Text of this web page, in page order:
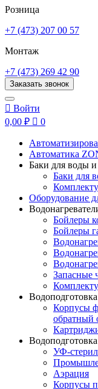
Розница
+7 (473) 207 00 57
Монтаж
+7 (473) 269 42 90
Заказать звонок
 Войти
0,00 ₽  0
Автоматика
Баки для воды и
Баки для
Оборудование
Бойлеры
Бойлеры
Запасные
Корпусы
обратный
УФ-
Аэрация
Корпусы